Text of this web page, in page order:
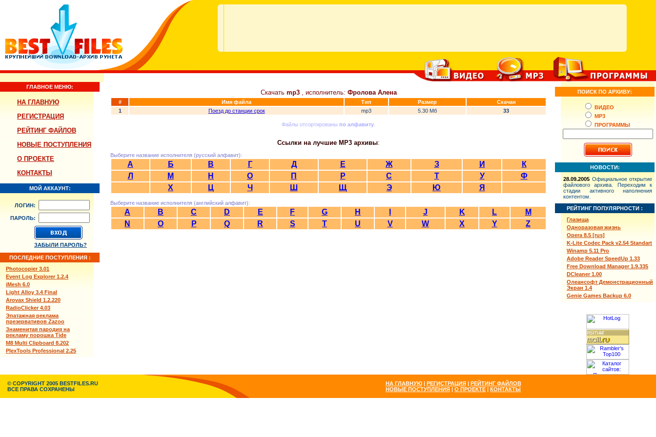
ГЛАВНОЕ МЕНЮ:
НА ГЛАВНУЮ
РЕГИСТРАЦИЯ
РЕЙТИНГ ФАЙЛОВ
НОВЫЕ ПОСТУПЛЕНИЯ
О ПРОЕКТЕ
КОНТАКТЫ
МОЙ АККАУНТ:
ЛОГИН:
ПАРОЛЬ:
ЗАБЫЛИ ПАРОЛЬ?
ПОСЛЕДНИЕ ПОСТУПЛЕНИЯ :
Photocopier 3.01
Event Log Explorer 1.2.4
iMesh 6.0
Light Alloy 3.4 Final
Arovax Shield 1.2.220
RadioClicker 4.03
Эпатажная реклама
презервативов Zazoo
Знаменитая пародия на
рекламу порошка Tide
M8 Multi Clipboard 8.202
PlexTools Professional 2.25
Скачать mp3, исполнитель: Фролова Алена
# Имя файла Тип Размер
Скачан
1
Поезд до станции срок mp3 5.30 Мб 33
Файлы отсортированы по алфавиту
Ссылки на лучшие MP3 архивы:
Выберите название исполнителя (русский алфавит):
А Б В Г Д Е Ж З И
К
Л
М Н О П Р С Т У
Ф
Х
Ц Ч Ш Щ Э Ю Я
Выберите название исполнителя (английский алфавит):
A B C D E F G H J K L
M
N
O P Q R S T U V W X Y Z
ПОИСК ПО АРХИВУ:
ВИДЕО
MP3
ПРОГРАММЫ
НОВОСТИ:
28.09.2005 Официальное открытие
файлового архива. Переходим к
стадии активного наполнения
контентом.
РЕЙТИНГ ПОПУЛЯРНОСТИ :
Глазища
Одноразовая жизнь
Opera 8.5 [rus]
K-Lite Codec Pack v2.54 Standart
Winamp 5.11 Pro
Adobe Reader SpeedUp 1.33
Free Download Manager 1.9.335
DCleaner 1.00
Олеансофт Демонстрационный
Экран 1.4
Genie Games Backup 6.0
© COPYRIGHT 2005 BESTFILES.RU
ВСЕ ПРАВА СОХРАНЕНЫ
НА ГЛАВНУЮ | РЕГИСТРАЦИЯ | РЕЙТИНГ ФАЙЛОВ
НОВЫЕ ПОСТУПЛЕНИЯ | О ПРОЕКТЕ | КОНТАКТЫ